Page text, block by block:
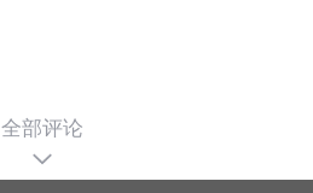
全部评论